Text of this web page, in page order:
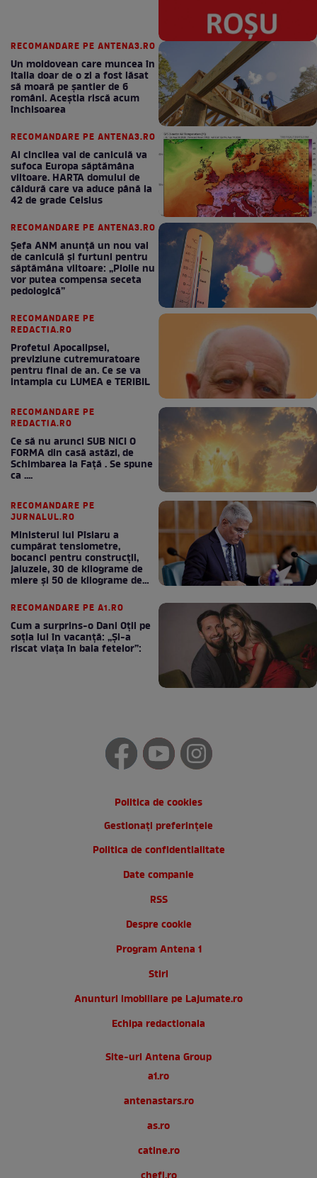
RECOMANDARE PE ANTENA3.RO
Un moldovean care muncea în
Italia doar de o zi a fost lăsat
să moară pe şantier de 6
români. Aceștia riscă acum
închisoarea
RECOMANDARE PE ANTENA3.RO
Al cincilea val de caniculă va
sufoca Europa săptămâna
viitoare. HARTA domului de
căldură care va aduce până la
42 de grade Celsius
RECOMANDARE PE ANTENA3.RO
Șefa ANM anunță un nou val
de caniculă și furtuni pentru
săptămâna viitoare: „Ploile nu
vor putea compensa seceta
pedologică”
RECOMANDARE PE
REDACTIA.RO
Profetul Apocalipsei,
previziune cutremuratoare
pentru final de an. Ce se va
intampla cu LUMEA e TERIBIL
RECOMANDARE PE
REDACTIA.RO
Ce să nu arunci SUB NICI O
FORMA din casă astăzi, de
Schimbarea la Față . Se spune
ca ....
RECOMANDARE PE
JURNALUL.RO
Ministerul lui Pîslaru a
cumpărat tensiometre,
bocanci pentru construcții,
jaluzele, 30 de kilograme de
miere și 50 de kilograme de
RECOMANDARE PE A1.RO
Cum a surprins-o Dani Oțil pe
soția lui în vacanță: „Și-a
riscat viața în baia fetelor”:
Politica de cookies
Gestionați preferințele
Politica de confidentialitate
Date companie
RSS
Despre cookie
Program Antena 1
Stiri
Anunturi imobiliare pe Lajumate.ro
Echipa redactionala
Site-uri Antena Group
a1.ro
antenastars.ro
as.ro
catine.ro